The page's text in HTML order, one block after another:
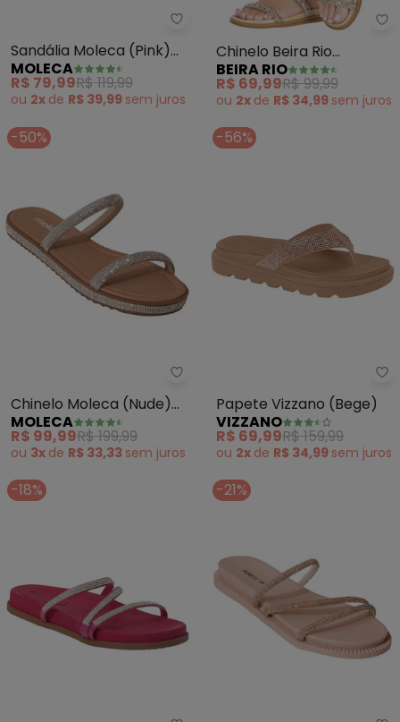
Moleca - Sandália Moleca
Sandália Moleca (Pink)
em Sintético
MOLECA
R$ 79,99R$ 119,99
ou 2x de R$ 39,99 sem juros
Chinelo Beira Rio
(Dourado) em Sintético
BEIRA RIO
R$ 69,99R$ 99,99
ou 2x de R$ 34,99 sem juros
-50%
Moleca - Chinelo Moleca
Chinelo Moleca (Nude)
em Sintético
MOLECA
R$ 99,99R$ 199,99
ou 3x de R$ 33,33 sem juros
-56%
Papete Vizzano (Bege)
VIZZANO
R$ 69,99R$ 159,99
ou 2x de R$ 34,99 sem juros
-18% -21%